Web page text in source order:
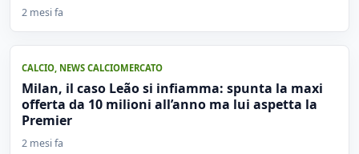
2 mesi fa
CALCIO, NEWS CALCIOMERCATO
Milan, il caso Leão si infiamma: spunta la maxi
offerta da 10 milioni all’anno ma lui aspetta la
Premier
2 mesi fa